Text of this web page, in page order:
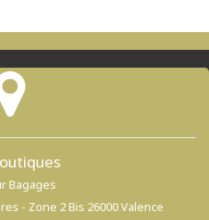
Bagages
- Zone 2 Bis 26000 Valence